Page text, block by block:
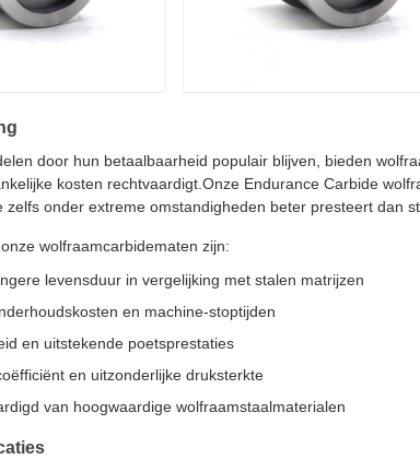
door hun betaalbaarheid populair blijven, bieden
kosten rechtvaardigt.Onze Endurance Carbide
zelfs onder extreme omstandigheden beter presteert dan
wolfraamcarbidematen zijn:
levensduur in vergelijking met stalen matrijzen
en machine-stoptijden
en uitstekende poetsprestaties
en uitzonderlijke druksterkte
van hoogwaardige wolfraamstaalmaterialen